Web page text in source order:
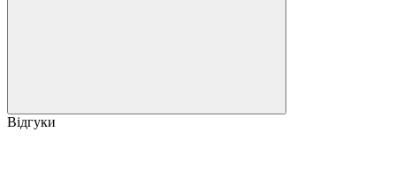
Відгуки